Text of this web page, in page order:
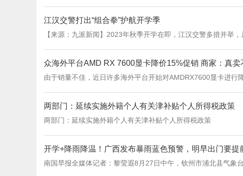
江汉交警打出“组合拳”护航开学季
【来源：九派新闻】2023年秋季开学在即，江汉交警多措并举
众海外平台AMD RX 7600显卡降价15%促销 商家：真卖
由于销量不佳，近日许多海外平台开始对AMDRX7600显卡进行
两部门：延续实施外籍个人有关津补贴个人所得税政策
两部门：延续实施外籍个人有关津补贴个人所得税政策
开学+降雨降温！广西发布暴雨蓝色预警，明早出门要提
南国早报全媒体记者：黎莹遐8月27日中午，钦州市浦北县气象